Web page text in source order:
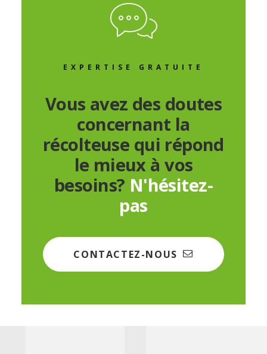
EXPERTISE GRATUITE
Vous avez des doutes
concernant la
récolteuse qui répond
le mieux à vos
besoins? N'hésitez-
pas
CONTACTEZ-NOUS